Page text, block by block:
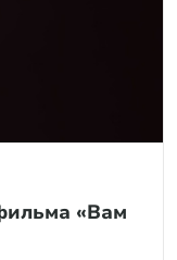
«Вам